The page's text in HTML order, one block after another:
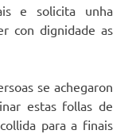
e solicita unha
con dignidade as
se achegaron
estas follas de
para a finais